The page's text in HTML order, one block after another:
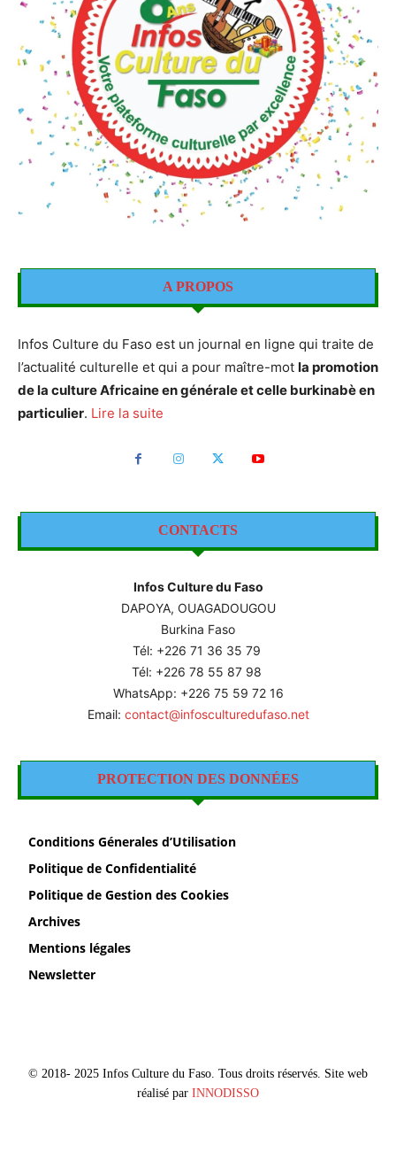
A PROPOS
Infos Culture du Faso est un journal en ligne qui traite de
l’actualité culturelle et qui a pour maître-mot la promotion
de la culture Africaine en générale et celle burkinabè en
particulier. Lire la suite
CONTACTS
Infos Culture du Faso
DAPOYA, OUAGADOUGOU
Burkina Faso
Tél: +226 71 36 35 79
Tél: +226 78 55 87 98
WhatsApp: +226 75 59 72 16
Email: contact@infosculturedufaso.net
PROTECTION DES DONNÉES
Conditions Génerales d’Utilisation
Politique de Confidentialité
Politique de Gestion des Cookies
Archives
Mentions légales
Newsletter
© 2018- 2025 Infos Culture du Faso. Tous droits réservés. Site web
réalisé par INNODISSO